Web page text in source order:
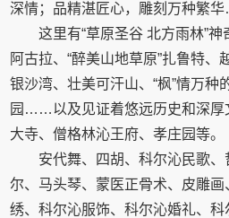
深情；品精湛匠心，雕刻万种繁
这里有“草原圣谷 北方雨林”神
阿古拉、“醉美山地草原”扎鲁特、
银沙湾、壮美可汗山、“枫”情万种
园……以及见证着悠远历史和深厚
大寺、僧格林沁王府、孝庄园等。
安代舞、四胡、科尔沁民歌
尔、马头琴、蒙医正骨术、皮雕画
绣、科尔沁服饰、科尔沁婚礼、